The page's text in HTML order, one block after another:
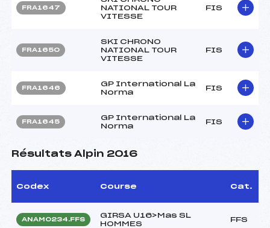
FRA1647
NATIONAL TOUR
VITESSE
FIS
FRA1650
SKI CHRONO
NATIONAL TOUR
VITESSE
FIS
FRA1646
GP International La
Norma
FIS
FRA1645
GP International La
Norma
FIS
Résultats Alpin 2016
Codex Course Cat.
ANAM0234.FFS
GIRSA U16>Mas SL
HOMMES
FFS